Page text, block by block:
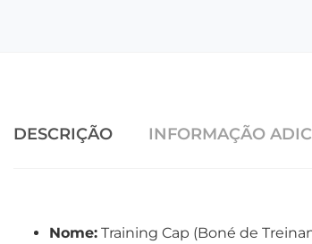
DESCRIÇÃO INFORMAÇÃO
Nome: Training Cap (Boné de